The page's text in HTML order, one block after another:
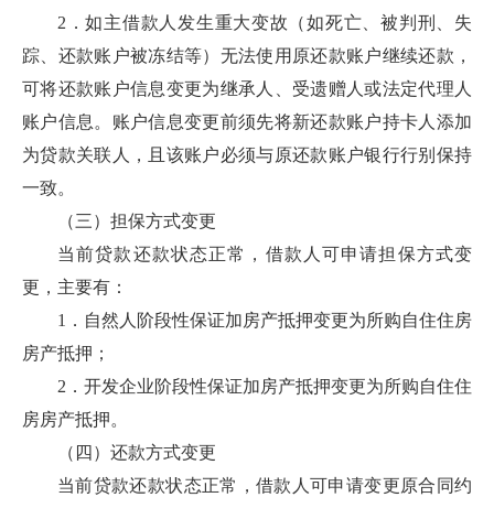
2．如主借款人发生重大变故（如死亡、被判刑、失
踪、还款账户被冻结等）无法使用原还款账户继续还款，
可将还款账户信息变更为继承人、受遗赠人或法定代理人
账户信息。账户信息变更前须先将新还款账户持卡人添加
为贷款关联人，且该账户必须与原还款账户银行行别保持
一致。
（三）担保方式变更
当前贷款还款状态正常，借款人可申请担保方式变
更，主要有：
1．自然人阶段性保证加房产抵押变更为所购自住住房
房产抵押；
2．开发企业阶段性保证加房产抵押变更为所购自住住
房房产抵押。
（四）还款方式变更
当前贷款还款状态正常，借款人可申请变更原合同约